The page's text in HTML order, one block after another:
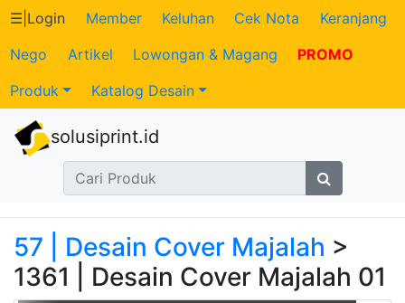
Katalog
Produk
Petugas
Transaksi
Tagihan
☰ Login Member Keluhan Cek Nota
Keranjang
Nego
Artikel Lowongan & Magang
PROMO
Produk
Katalog Desain
solusiprint.id
57 | Desain Cover Majalah >
1361 | Desain Cover Majalah 01